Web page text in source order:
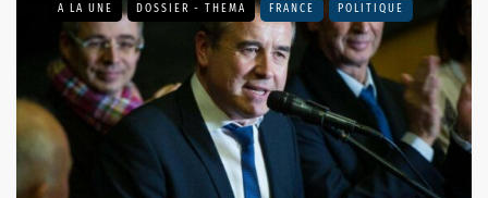
A LA UNE DOSSIER - THEMA FRANCE POLITIQUE